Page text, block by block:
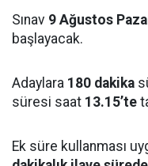
Sınav 9 Ağustos
başlayacak.
Adaylara 180 dakika
süresi saat 13.15’te
Ek süre kullanması